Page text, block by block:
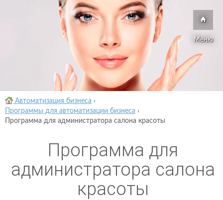
Меню
Автоматизация бизнеса ›
Программы для автоматизации бизнеса ›
Программа для администратора салона красоты
Программа для
администратора салона
красоты